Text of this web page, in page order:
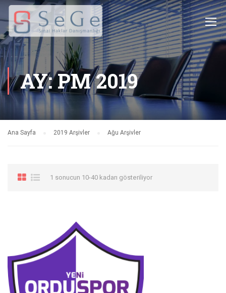
AY: PM 2019
Ana Sayfa 2019 Arşivler Ağu Arşivler
1 sonucun 10-40 kadarı gösteriliyor